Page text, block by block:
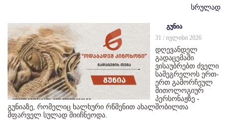
სრულად
გუნია
31 / ივლისი 2026
დღევანდელ
გადაცემაში
ვისაუბრებთ ძველი
სამეგრელოს ერთ-
ერთ გამორჩეულ
მითოლოგიურ
პერსონაჟზე -
გუნიაზე, რომელიც ხალხური რწმენით ახალშობილთა
მფარველ სულად მიიჩნეოდა.